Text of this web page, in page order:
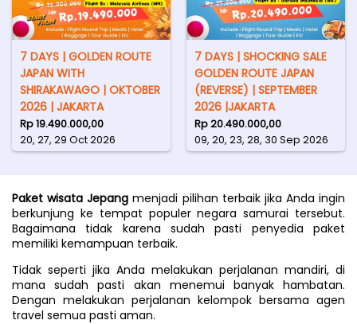
7 DAYS | GOLDEN ROUTE
JAPAN WITH
SHIRAKAWAGO | OKTOBER
2026 | JAKARTA
Rp 19.490.000,00
20, 27, 29 Oct 2026
7 DAYS | SHOCKING SALE
GOLDEN ROUTE JAPAN
(REVERSE) | SEPTEMBER
2026 |JAKARTA
Rp 20.490.000,00
09, 20, 23, 28, 30 Sep 2026
Paket wisata Jepang menjadi pilihan terbaik jika Anda ingin
berkunjung ke tempat populer negara samurai tersebut.
Bagaimana tidak karena sudah pasti penyedia paket
memiliki kemampuan terbaik.
Tidak seperti jika Anda melakukan perjalanan mandiri, di
mana sudah pasti akan menemui banyak hambatan.
Dengan melakukan perjalanan kelompok bersama agen
travel semua pasti aman.